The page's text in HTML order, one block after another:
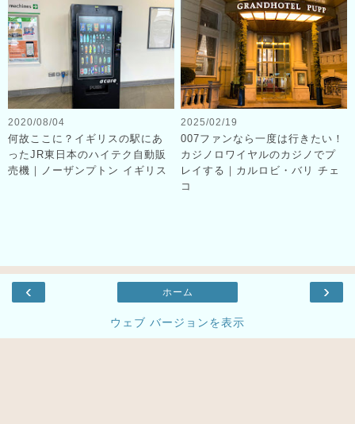
2020/08/04
何故ここに？イギリスの駅にあ
ったJR東日本のハイテク自動販
売機｜ノーザンプトン イギリス
2025/02/19
007ファンなら一度は行きたい！
カジノロワイヤルのカジノでプ
レイする｜カルロビ・バリ チェ
コ
‹ ›
ホーム
ウェブ バージョンを表示